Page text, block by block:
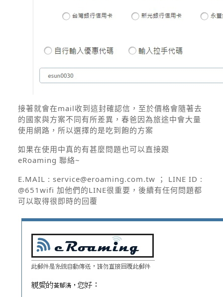
接著就會在mail收到這封確認信，至於價格會隨著去
的國家與方案不同有所差異，春爸因為旅途中會大量
使用網路，所以選擇的是吃到飽的方案
如果在使用中真的有甚麼問題也可以直接跟
eRoaming 聯絡~
E.MAIL : service@eroaming.com.tw ； LINE ID :
@651wifi 加他們的LINE很重要，後續有任何問題都
可以取得很即時的回覆